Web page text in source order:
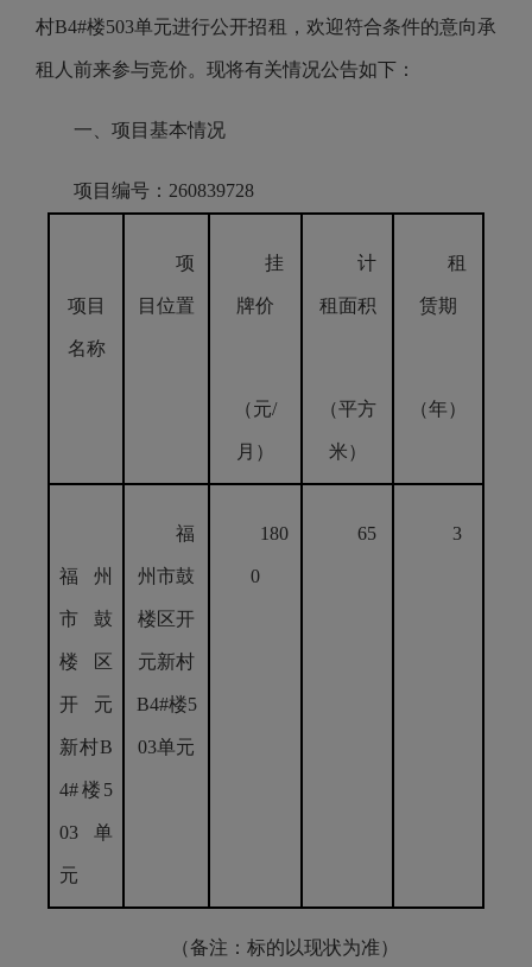
村B4#楼503单元进行公开招租，欢迎符合条件的意向承
租人前来参与竞价。现将有关情况公告如下：
一、项目基本情况
项目编号：260839728
项目
名称
项
目位置
挂
牌价
（元/
月）
计
租面积
（平方
米）
租
赁期
（年）
福州
市鼓
楼区
开元
新村B
4#楼5
03单
元
福
州市鼓
楼区开
元新村
B4#楼5
03单元
180
0
65 3
（备注：标的以现状为准）